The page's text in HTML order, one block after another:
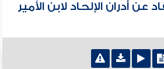
عن أدران الإلحاد لابن الأمير